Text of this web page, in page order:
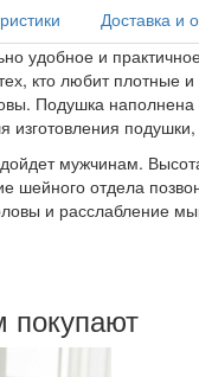
Доставка и
удобное и
кто любит плотные
Подушка
изготовления
мужчинам.
шейного отдела
и расслабление
покупают